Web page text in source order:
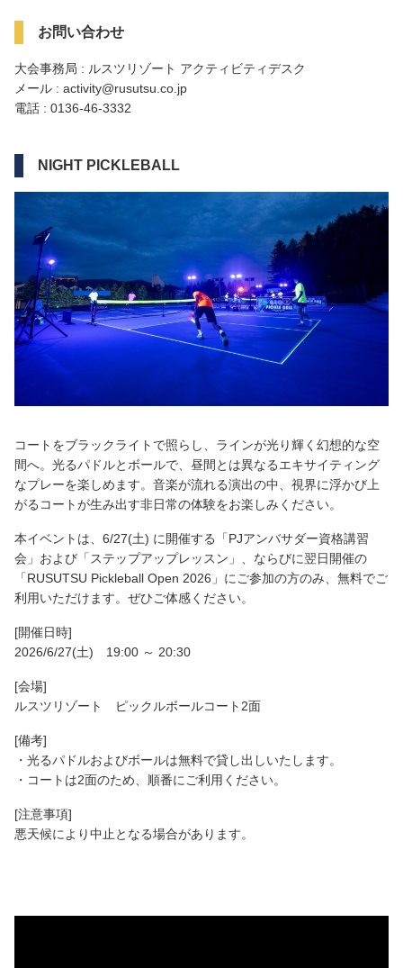
お問い合わせ
大会事務局 : ルスツリゾート アクティビティデスク
メール : activity@rusutsu.co.jp
電話 : 0136-46-3332
NIGHT PICKLEBALL
コートをブラックライトで照らし、ラインが光り輝く幻想的な空
間へ。光るパドルとボールで、昼間とは異なるエキサイティング
なプレーを楽しめます。音楽が流れる演出の中、視界に浮かび上
がるコートが生み出す非日常の体験をお楽しみください。
本イベントは、6/27(土) に開催する「PJアンバサダー資格講習
会」および「ステップアップレッスン」、ならびに翌日開催の
「RUSUTSU Pickleball Open 2026」にご参加の方のみ、無料でご
利用いただけます。ぜひご体感ください。
[開催日時]
2026/6/27(土) 19:00 ～ 20:30
[会場]
ルスツリゾート ピックルボールコート2面
[備考]
・光るパドルおよびボールは無料で貸し出しいたします。
・コートは2面のため、順番にご利用ください。
[注意事項]
悪天候により中止となる場合があります。